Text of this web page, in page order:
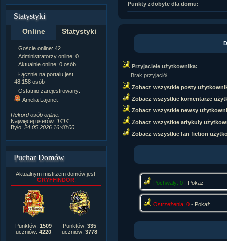
Statystyki
Online Statystyki
Goście online: 42
Administratorzy online: 0
Aktualnie online: 0 osób
Łącznie na portalu jest
48,158 osób
Ostatnio zarejestrowany:
Amelia Lajonet
Rekord osób online:
Najwięcej userów: 1414
Było: 24.05.2026 16:48:00
Napisanych artykułów:
Zdjęć w galerii:21,490
Tematów na forum: 3,921
Postów na forum:
Komentarzy do materiałów:
222,019
3,327
Wlepionych ostrzeżeń:4,170
Puchar Domów
Aktualnym mistrzem domów jest
GRYFFINDOR!
Punktów: 1509
uczniów: 4220
Punktów: 335
uczniów: 3778
Punkty zdobyte dla domu:
Przyjaciele użytkownika:
Brak przyjaciół
Zobacz wszystkie posty
Zobacz wszystkie komentarze
Zobacz wszystkie newsy
Zobacz wszystkie artykuły
Zobacz wszystkie fan fiction
Pochwały: 0- Pokaż
Ostrzeżenia: 0- Pokaż